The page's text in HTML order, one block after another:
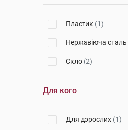
Пластик (1)
Нержавіюча сталь
Cкло (2)
Для кого
Для дорослих (1)